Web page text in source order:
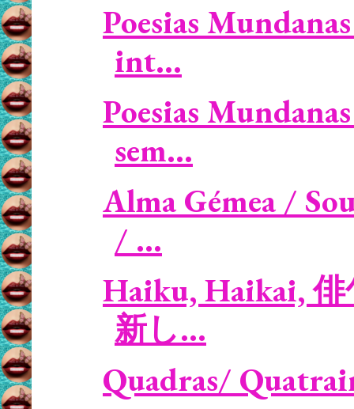
Poesias
int...
Poesias
sem...
Alma Gémea /
/ ...
Haiku, Haikai, 俳
新し...
Quadras/